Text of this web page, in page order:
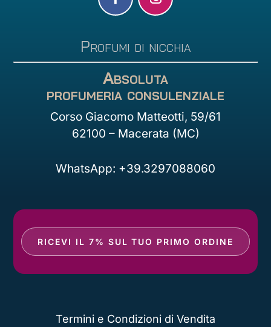
Profumi di nicchia
Absoluta
profumeria consulenziale
Corso Giacomo Matteotti, 59/61
62100 – Macerata (MC)
WhatsApp: +39.3297088060
RICEVI IL 7% SUL TUO PRIMO ORDINE
Termini e Condizioni di Vendita